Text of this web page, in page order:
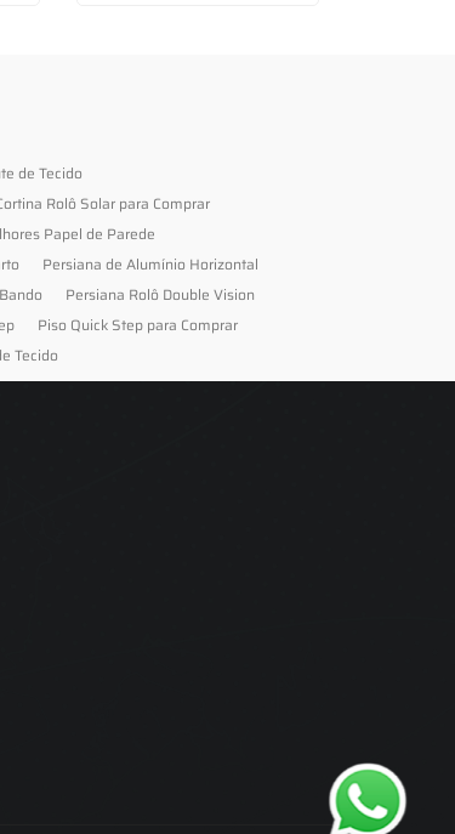
de Tecido
Rolô Solar para Comprar
Papel de Parede
Persiana de Alumínio Horizontal
Persiana Rolô Double Vision
Piso Quick Step para Comprar
Tecido